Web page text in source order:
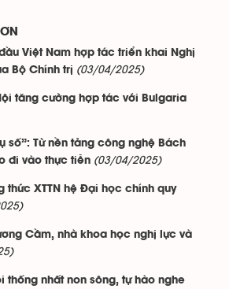
Việt Nam hợp tác triển khai Nghị
Bộ Chính trị (03/04/2025)
tăng cường hợp tác với Bulgaria
số”: Từ nền tảng công nghệ Bách
đi vào thực tiễn (03/04/2025)
thức XTTN hệ Đại học chính quy
Cầm, nhà khoa học nghị lực và
thống nhất non sông, tự hào nghe